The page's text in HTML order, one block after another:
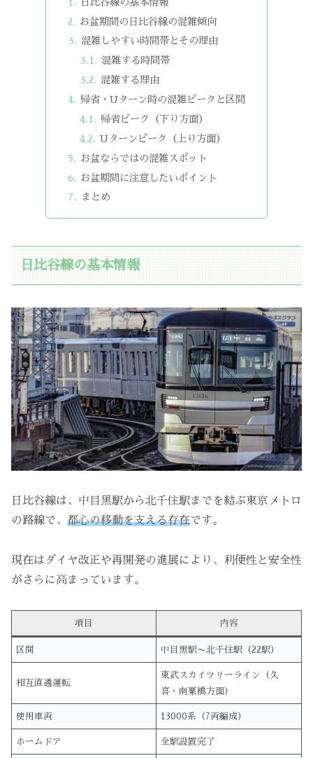
お盆期間の日比谷線の混雑傾向
混雑しやすい時間帯とその理由
混雑する時間帯
混雑する理由
帰省・Uターン時の混雑ピークと区間
帰省ピーク（下り方面）
Uターンピーク（上り方面）
お盆ならではの混雑スポット
お盆期間に注意したいポイント
まとめ
日比谷線の基本情報
日比谷線は、中目黒駅から北千住駅までを結ぶ東京メトロ
の路線で、 都心の移動を支える存在です。
現在はダイヤ改正や再開発の進展により、利便性と安全性
がさらに高まっています。
項目 内容
区間 中目黒駅〜北千住駅（22駅）
相互直通運転
東武スカイツリーライン（久
喜・南栗橋方面）
使用車両 13000系（7両編成）
ホームドア 全駅設置完了